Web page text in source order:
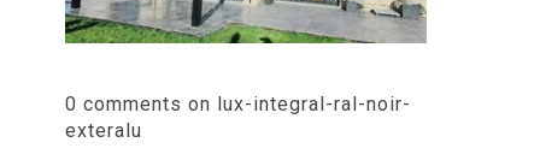
0 comments on lux-integral-ral-noir-
exteralu